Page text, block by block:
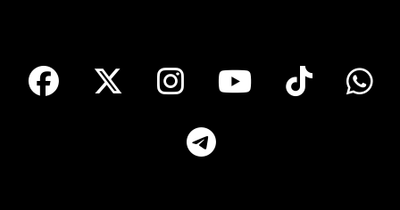
facebook Instagram
Youtube
Tik